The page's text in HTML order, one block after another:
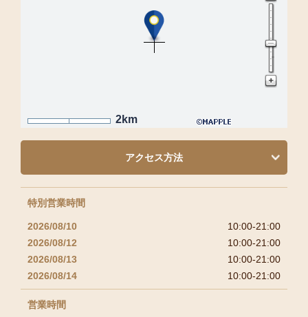
2km
特別営業時間
2026/08/10
10:00-21:00
2026/08/12
10:00-21:00
2026/08/13
10:00-21:00
2026/08/14
10:00-21:00
営業時間
アクセス方法